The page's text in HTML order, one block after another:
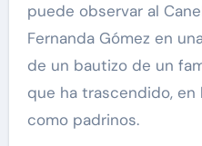
puede observar al
Fernanda Gómez en
de un bautizo de un
que ha trascendido, en
como padrinos.